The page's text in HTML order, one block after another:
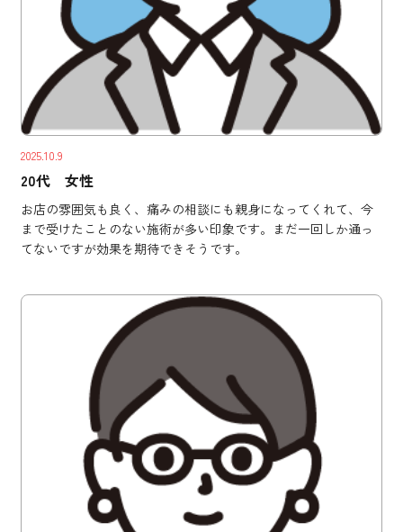
2025.10.9
20代 女性
お店の雰囲気も良く、痛みの相談にも親身になってくれて、今
まで受けたことのない施術が多い印象です。まだ一回しか通っ
てないですが効果を期待できそうです。